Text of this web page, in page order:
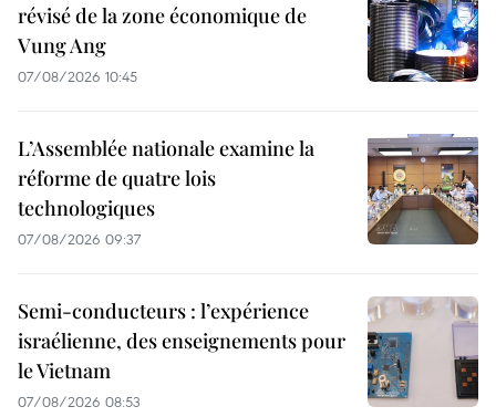
révisé de la zone économique de
Vung Ang
07/08/2026 10:45
L’Assemblée nationale examine la
réforme de quatre lois
technologiques
07/08/2026 09:37
Semi-conducteurs : l’expérience
israélienne, des enseignements pour
le Vietnam
07/08/2026 08:53